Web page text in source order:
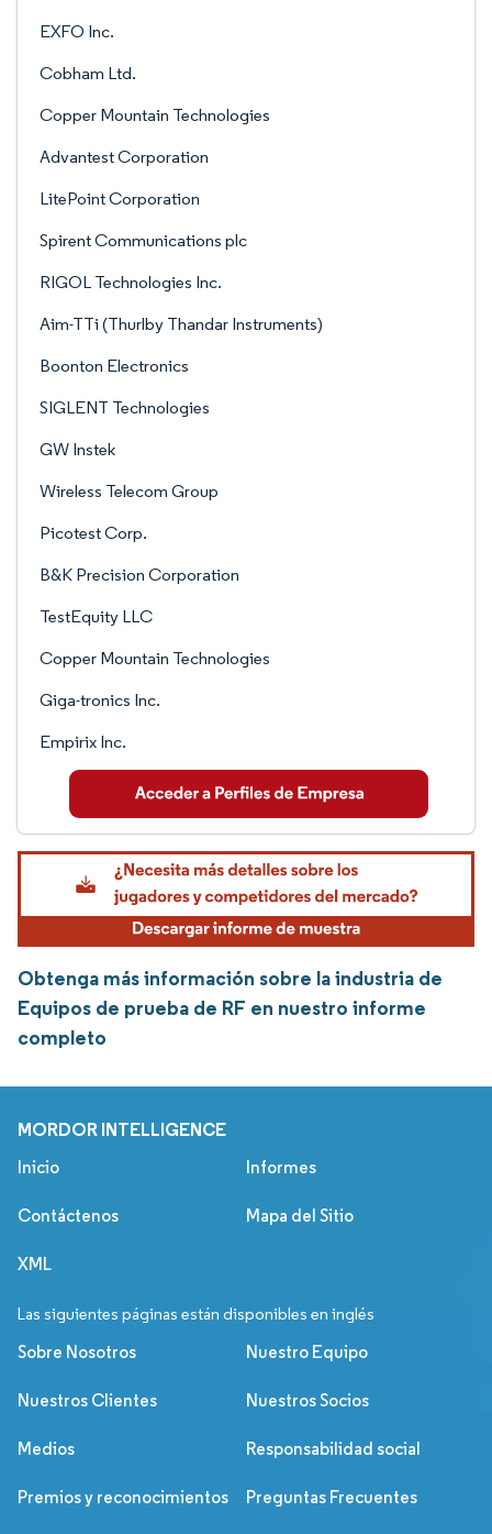
EXFO Inc.
Cobham Ltd.
Copper Mountain Technologies
Advantest Corporation
LitePoint Corporation
Spirent Communications plc
RIGOL Technologies Inc.
Aim-TTi (Thurlby Thandar Instruments)
Boonton Electronics
SIGLENT Technologies
GW Instek
Wireless Telecom Group
Picotest Corp.
B&K Precision Corporation
TestEquity LLC
Copper Mountain Technologies
Giga-tronics Inc.
Empirix Inc.
Obtenga más información sobre la industria de
Equipos de prueba de RF en nuestro informe
completo
MORDOR INTELLIGENCE
Inicio Informes
Contáctenos Mapa del Sitio
XML
Las siguientes páginas están disponibles en inglés
Sobre Nosotros Nuestro Equipo
Nuestros Clientes Nuestros Socios
Medios Responsabilidad social
Premios y reconocimientos Preguntas Frecuentes